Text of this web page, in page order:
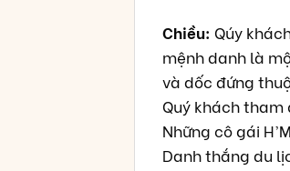
Chiều: Qúy
mệnh danh là
và dốc đứng
Quý khách tham
Những cô gái
Danh thắng du